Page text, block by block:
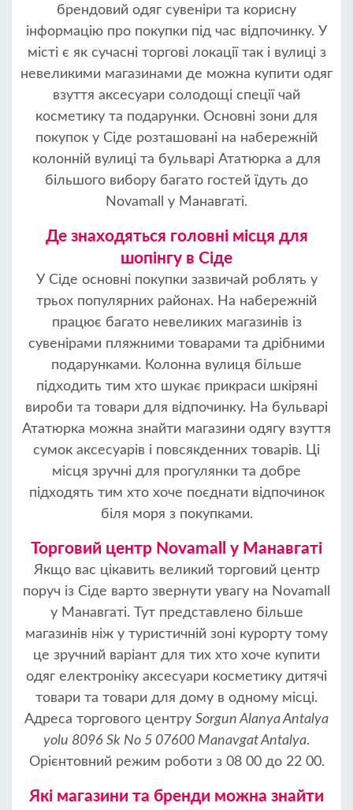
брендовий одяг сувеніри та корисну
інформацію про покупки під час відпочинку. У
місті є як сучасні торгові локації так і вулиці з
невеликими магазинами де можна купити одяг
взуття аксесуари солодощі спеції чай
косметику та подарунки. Основні зони для
покупок у Сіде розташовані на набережній
колонній вулиці та бульварі Ататюрка а для
більшого вибору багато гостей їдуть до
Novamall у Манавгаті.
Де знаходяться головні місця для
шопінгу в Сіде
У Сіде основні покупки зазвичай роблять у
трьох популярних районах. На набережній
працює багато невеликих магазинів із
сувенірами пляжними товарами та дрібними
подарунками. Колонна вулиця більше
підходить тим хто шукає прикраси шкіряні
вироби та товари для відпочинку. На бульварі
Ататюрка можна знайти магазини одягу взуття
сумок аксесуарів і повсякденних товарів. Ці
місця зручні для прогулянки та добре
підходять тим хто хоче поєднати відпочинок
біля моря з покупками.
Торговий центр Novamall у Манавгаті
Якщо вас цікавить великий торговий центр
поруч із Сіде варто звернути увагу на Novamall
у Манавгаті. Тут представлено більше
магазинів ніж у туристичній зоні курорту тому
це зручний варіант для тих хто хоче купити
одяг електроніку аксесуари косметику дитячі
товари та товари для дому в одному місці.
Адреса торгового центру Sorgun Alanya Antalya
yolu 8096 Sk No 5 07600 Manavgat Antalya.
Орієнтовний режим роботи з 08 00 до 22 00.
Які магазини та бренди можна знайти